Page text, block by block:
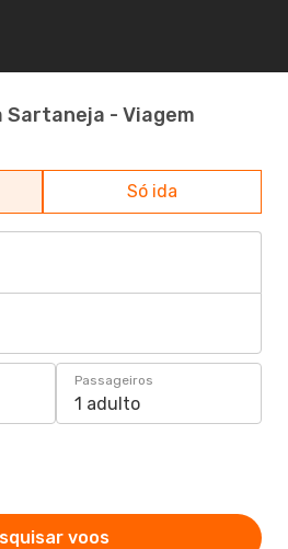
Sartaneja - Viagem
Só ida
Passageiros
1 adulto
voos